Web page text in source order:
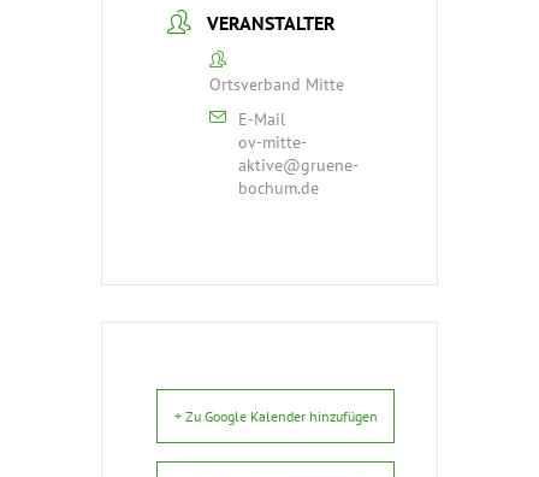
VERANSTALTER
Ortsverband Mitte
E-Mail
ov-mitte-
aktive@gruene-
bochum.de
+ Zu Google Kalender hinzufügen